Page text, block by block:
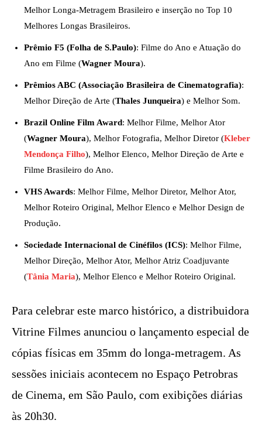
Melhor Longa-Metragem Brasileiro e inserção no Top 10
Melhores Longas Brasileiros.
Prêmio F5 (Folha de S.Paulo): Filme do Ano e Atuação do
Ano em Filme (Wagner Moura).
Prêmios ABC (Associação Brasileira de Cinematografia):
Melhor Direção de Arte (Thales Junqueira) e Melhor Som.
Brazil Online Film Award: Melhor Filme, Melhor Ator
(Wagner Moura), Melhor Fotografia, Melhor Diretor (Kleber
Mendonça Filho), Melhor Elenco, Melhor Direção de Arte e
Filme Brasileiro do Ano.
VHS Awards: Melhor Filme, Melhor Diretor, Melhor Ator,
Melhor Roteiro Original, Melhor Elenco e Melhor Design de
Produção.
Sociedade Internacional de Cinéfilos (ICS): Melhor Filme,
Melhor Direção, Melhor Ator, Melhor Atriz Coadjuvante
(Tânia Maria), Melhor Elenco e Melhor Roteiro Original.
Para celebrar este marco histórico, a distribuidora
Vitrine Filmes anunciou o lançamento especial de
cópias físicas em 35mm do longa-metragem. As
sessões iniciais acontecem no Espaço Petrobras
de Cinema, em São Paulo, com exibições diárias
às 20h30.